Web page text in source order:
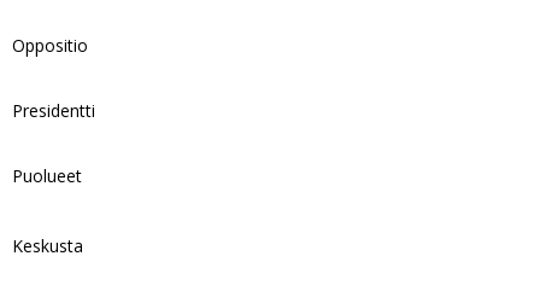
Oppositio
Presidentti
Puolueet
Keskusta